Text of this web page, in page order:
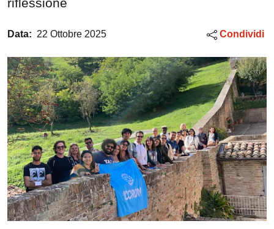
Data: 22 Ottobre 2025 Condividi